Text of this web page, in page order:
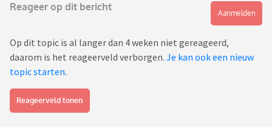
Reageer op dit bericht
Aanmelden
Op dit topic is al langer dan 4 weken niet gereageerd,
daarom is het reageerveld verborgen. Je kan ook een nieuw
topic starten.
Reageerveld tonen